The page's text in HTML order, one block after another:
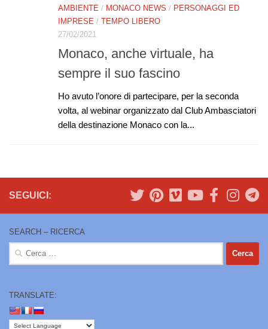
AMBIENTE / MONACO NEWS / PERSONAGGI ED
IMPRESE / TEMPO LIBERO
27/02/2021
Monaco, anche virtuale, ha
sempre il suo fascino
Ho avuto l’onore di partecipare, per la seconda
volta, al webinar organizzato dal Club Ambasciatori
della destinazione Monaco con la...
SEGUICI:
SEARCH – RICERCA
Ricerca
TRANSLATE: